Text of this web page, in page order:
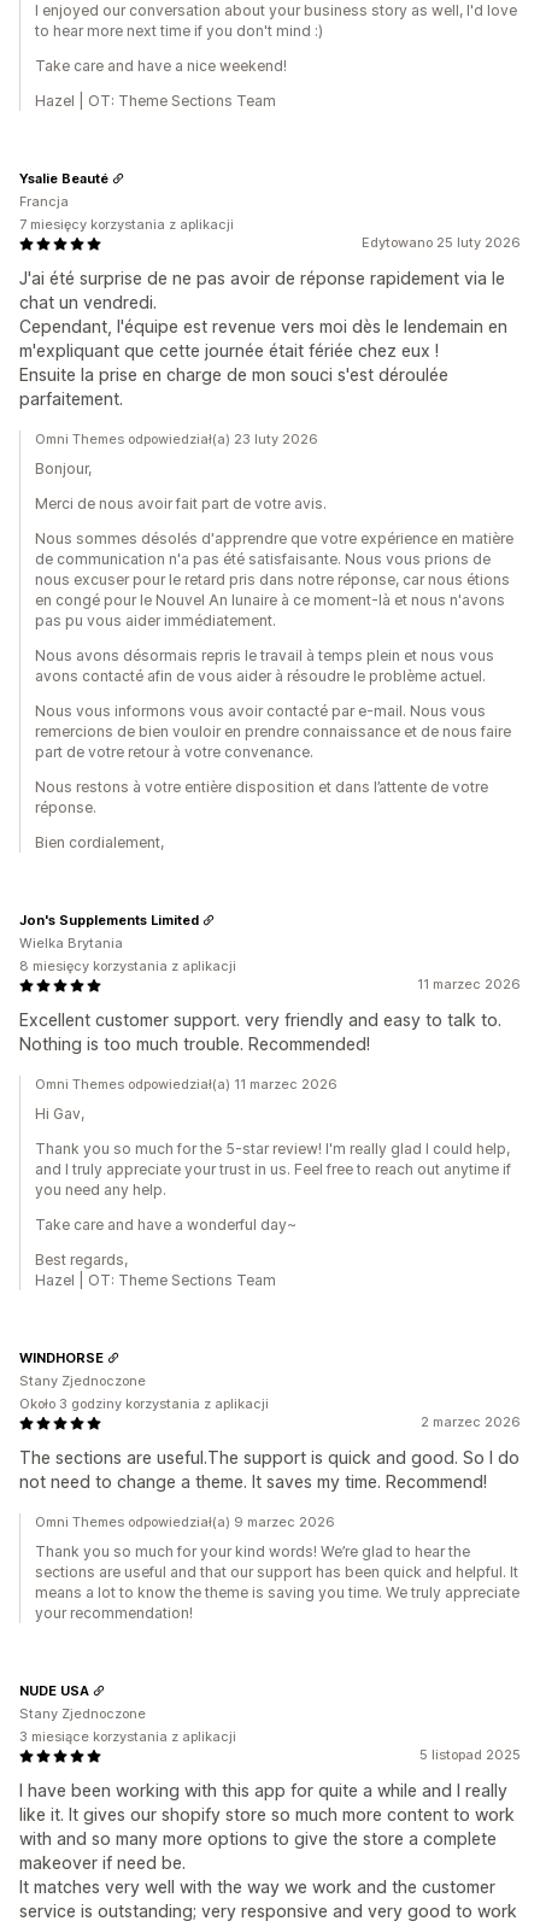
I enjoyed our conversation about your business story as well, I'd love
to hear more next time if you don't mind :)
Take care and have a nice weekend!
Hazel | OT: Theme Sections Team
Edytowano 25 luty 2026
J'ai été surprise de ne pas avoir de réponse rapidement via le
chat un vendredi.
Cependant, l'équipe est revenue vers moi dès le lendemain en
m'expliquant que cette journée était fériée chez eux !
Ensuite la prise en charge de mon souci s'est déroulée
parfaitement.
Ysalie Beauté
Francja
7 miesięcy korzystania z aplikacji
Omni Themes odpowiedział(a) 23 luty 2026
Bonjour,
Merci de nous avoir fait part de votre avis.
Nous sommes désolés d'apprendre que votre expérience en matière
de communication n'a pas été satisfaisante. Nous vous prions de
nous excuser pour le retard pris dans notre réponse, car nous étions
en congé pour le Nouvel An lunaire à ce moment-là et nous n'avons
pas pu vous aider immédiatement.
Nous avons désormais repris le travail à temps plein et nous vous
avons contacté afin de vous aider à résoudre le problème actuel.
Nous vous informons vous avoir contacté par e-mail. Nous vous
remercions de bien vouloir en prendre connaissance et de nous faire
part de votre retour à votre convenance.
Nous restons à votre entière disposition et dans l’attente de votre
réponse.
Bien cordialement,
11 marzec 2026
Excellent customer support. very friendly and easy to talk to.
Nothing is too much trouble. Recommended!
Jon's Supplements Limited
Wielka Brytania
8 miesięcy korzystania z aplikacji
Omni Themes odpowiedział(a) 11 marzec 2026
Hi Gav,
Thank you so much for the 5-star review! I'm really glad I could help,
and I truly appreciate your trust in us. Feel free to reach out anytime if
you need any help.
Take care and have a wonderful day~
Best regards,
Hazel | OT: Theme Sections Team
2 marzec 2026
The sections are useful.The support is quick and good. So I do
not need to change a theme. It saves my time. Recommend!
WINDHORSE
Stany Zjednoczone
Około 3 godziny korzystania z aplikacji
Omni Themes odpowiedział(a) 9 marzec 2026
Thank you so much for your kind words! We’re glad to hear the
sections are useful and that our support has been quick and helpful. It
means a lot to know the theme is saving you time. We truly appreciate
your recommendation!
5 listopad 2025
I have been working with this app for quite a while and I really
like it. It gives our shopify store so much more content to work
with and so many more options to give the store a complete
makeover if need be.
It matches very well with the way we work and the customer
service is outstanding; very responsive and very good to work
NUDE USA
Stany Zjednoczone
3 miesiące korzystania z aplikacji